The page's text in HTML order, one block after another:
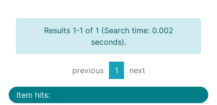
Results 1-1 of 1 (Search time: 0.002
seconds).
previous 1 next
Item hits: